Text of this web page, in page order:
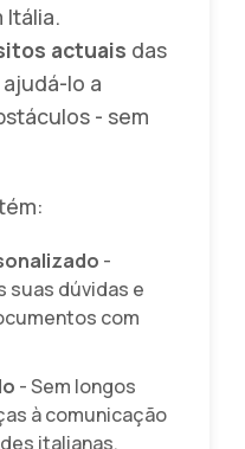
Itália.
actuais das
lo a
- sem
-
suas dúvidas e
com
- Sem longos
à comunicação
italianas.